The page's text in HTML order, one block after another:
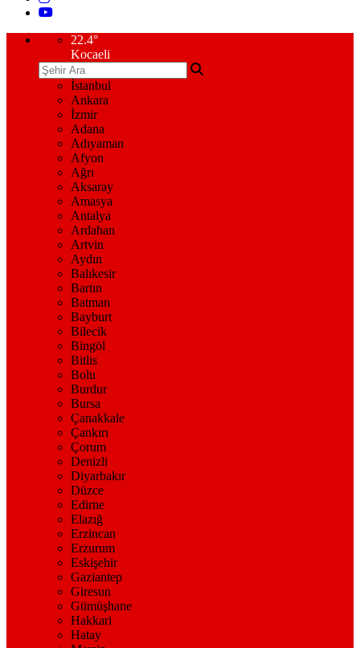
22.4°
Kocaeli
İstanbul
Ankara
İzmir
Adana
Adıyaman
Afyon
Ağrı
Aksaray
Amasya
Antalya
Ardahan
Artvin
Aydın
Balıkesir
Bartın
Batman
Bayburt
Bilecik
Bingöl
Bitlis
Bolu
Burdur
Bursa
Çanakkale
Çankırı
Çorum
Denizli
Diyarbakır
Düzce
Edirne
Elazığ
Erzincan
Erzurum
Eskişehir
Gaziantep
Giresun
Gümüşhane
Hakkari
Hatay